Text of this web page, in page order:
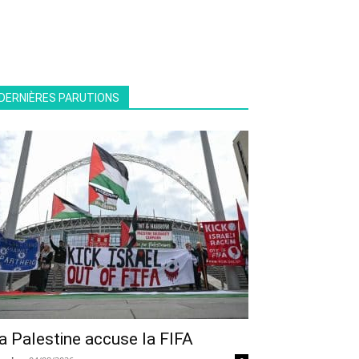
PARUTIONS
Palestine accuse la FIFA